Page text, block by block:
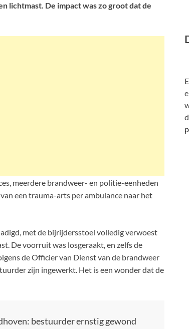
lichtmast. De impact was zo groot dat de
meerdere brandweer- en politie-eenheden
een trauma-arts per ambulance naar het
met de bijrijdersstoel volledig verwoest
De voorruit was losgeraakt, en zelfs de
de Officier van Dienst van de brandweer
zijn ingewerkt. Het is een wonder dat de
bestuurder ernstig gewond